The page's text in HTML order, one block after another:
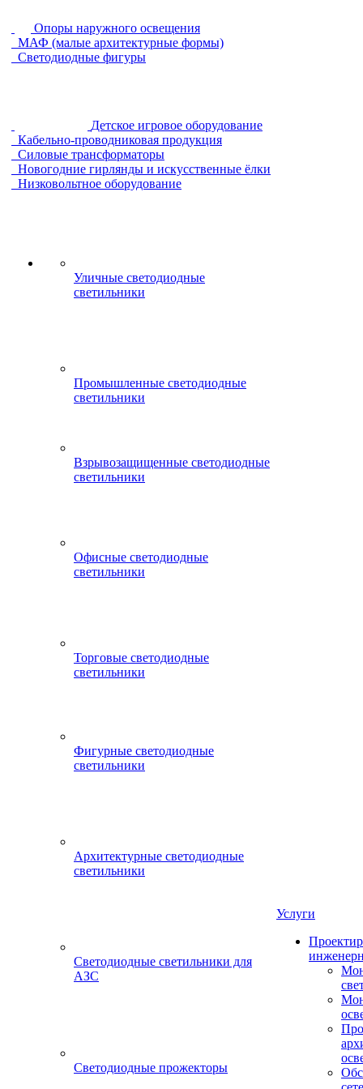
Опоры наружного освещения
МАФ (малые архитектурные формы)
Светодиодные фигуры
Детское игровое оборудование
Кабельно-проводниковая продукция
Силовые трансформаторы
Новогодние гирлянды и искусственные ёлки
Низковольтное оборудование
Уличные светодиодные
светильники
Промышленные светодиодные
светильники
Взрывозащищенные светодиодные
светильники
Офисные светодиодные
светильники
Торговые светодиодные
светильники
Фигурные светодиодные
светильники
Архитектурные светодиодные
светильники
Светодиодные светильники для
АЗС
Светодиодные прожекторы
Услуги